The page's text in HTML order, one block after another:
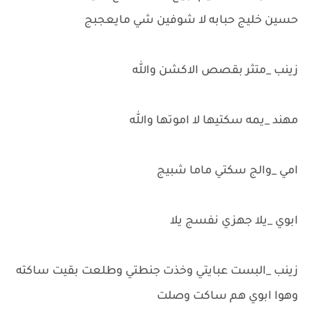
حسين خليج حبابه لا شوفين شي مايعجبج
زينب _متثر بقصص الاكشن والله
مهند _يمه سكتيها لا اموتها والله
امي _والج سكتي ماما شبيج
ابوي _يلا جهزي نفسج يلا
زينب _البست عبايتي وخذت جنطتي وطلعت بقيت ساكته
وهوا ابوي هم ساكت وصلت